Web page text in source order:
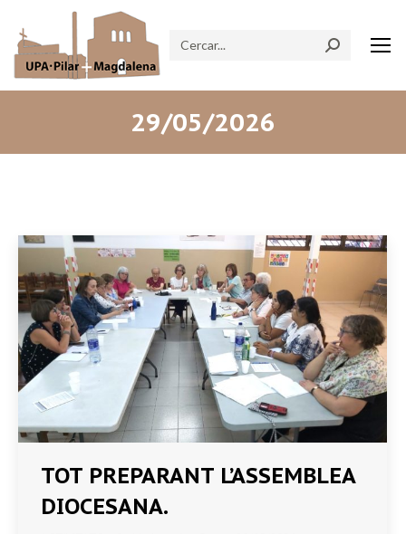
Search:
29/05/2026
TOT PREPARANT L’ASSEMBLEA
DIOCESANA.